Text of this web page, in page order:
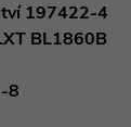
197422-4
BL1860B
8